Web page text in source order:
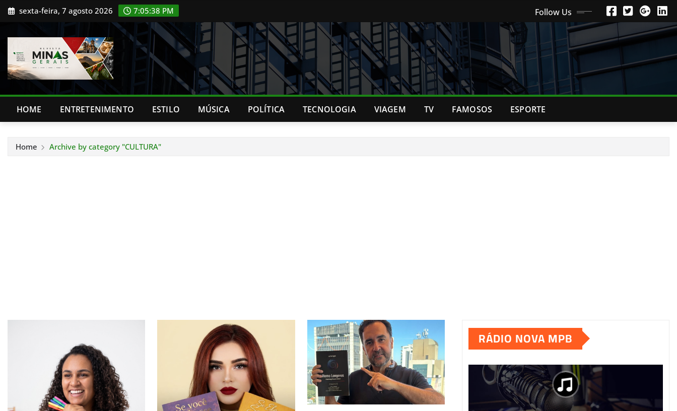
Skip sexta-feira, 7 agosto 2026 7:05:40 PM Follow Us
HOME ENTRETENIMENTO ESTILO MÚSICA POLÍTICA TECNOLOGIA VIAGEM TV FAMOSOS ESPORTE
Home Archive by category "CULTURA"
RÁDIO NOVA MPB